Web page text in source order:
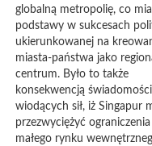
globalną metropolię, co
podstawy w sukcesach
ukierunkowanej na
miasta-państwa jako
centrum. Było to także
konsekwencją świadomości
wiodących sił, iż Singapur
przezwyciężyć
małego rynku